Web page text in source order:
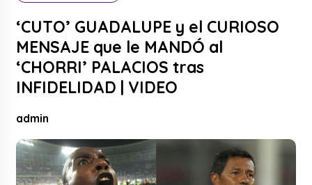
‘CUTO’ GUADALUPE y el CURIOSO
MENSAJE que le MANDÓ al
‘CHORRI’ PALACIOS tras
INFIDELIDAD | VIDEO
admin